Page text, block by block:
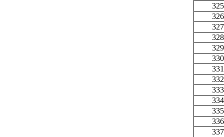
325
326
327
328
329
330
331
332
333
334
335
336
337